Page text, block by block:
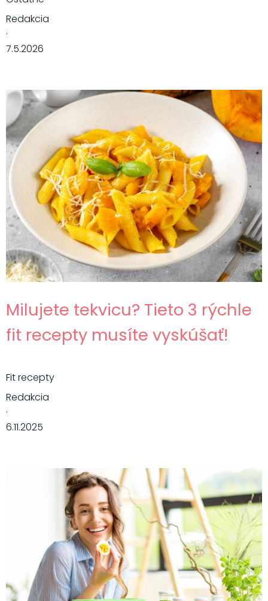
Redakcia
·
7.5.2026
Milujete tekvicu? Tieto 3 rýchle
fit recepty musíte vyskúšať!
Fit recepty
Redakcia
·
6.11.2025